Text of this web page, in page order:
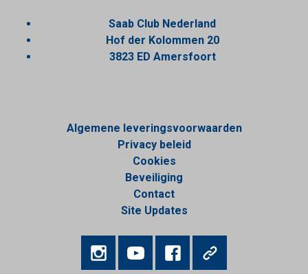
Saab Club Nederland
Hof der Kolommen 20
3823 ED Amersfoort
Algemene leveringsvoorwaarden
Privacy beleid
Cookies
Beveiliging
Contact
Site Updates